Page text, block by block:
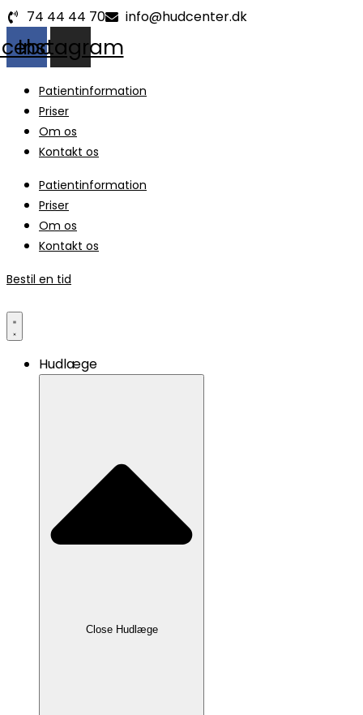
Videre
til
indhold
74 44 44 70 info@hudcenter.dk
Instagram
Patientinformation
Priser
Om os
Kontakt os
Patientinformation
Priser
Om os
Kontakt os
Bestil en tid
Hudlæge
Close Hudlæge